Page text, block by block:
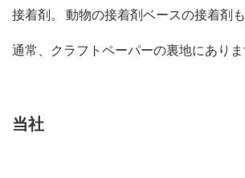
接着剤。 動物の接着剤ベースの接着剤
通常、クラフトペーパーの裏地にありま
当社